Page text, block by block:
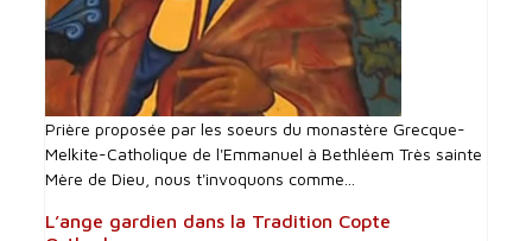
Prière proposée par les soeurs du monastère Grecque-
Melkite-Catholique de l'Emmanuel à Bethléem Très sainte
Mère de Dieu, nous t'invoquons comme...
L’ange gardien dans la Tradition Copte